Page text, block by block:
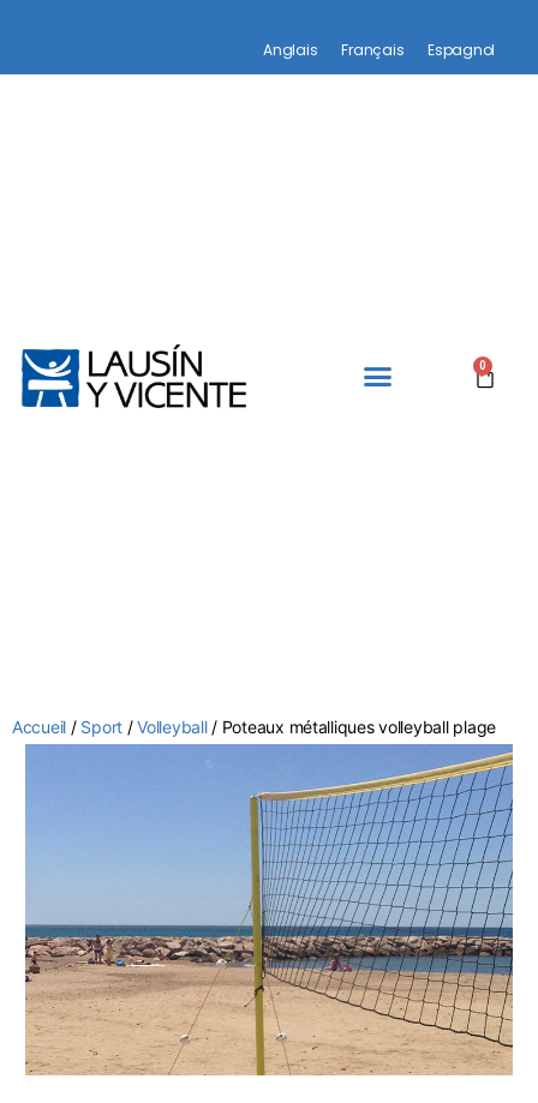
Anglais Français Espagnol
0
Accueil / Sport/Volleyball/ Poteaux métalliques volleyball plage